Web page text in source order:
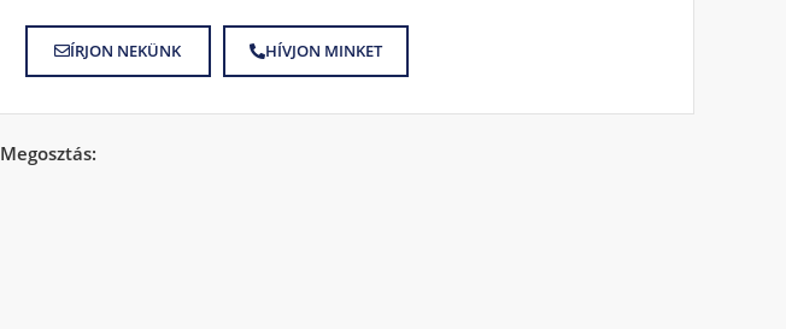
ÍRJON NEKÜNK HÍVJON MINKET
Megosztás: